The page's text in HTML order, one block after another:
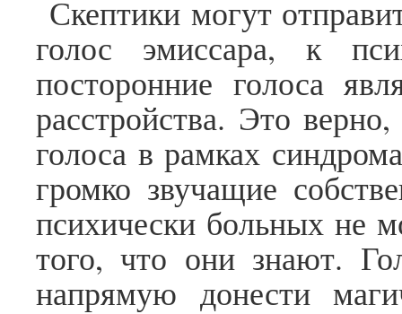
Скептики могут
голос эмиссара, к
посторонние голоса
расстройства. Это
голоса в рамках
громко звучащие
психически больных не
того, что они знают.
напрямую донести